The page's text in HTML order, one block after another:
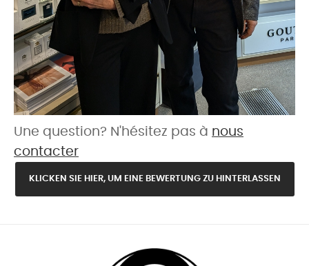
Une question? N'hésitez pas à nous
contacter
KLICKEN SIE HIER, UM EINE BEWERTUNG ZU HINTERLASSEN